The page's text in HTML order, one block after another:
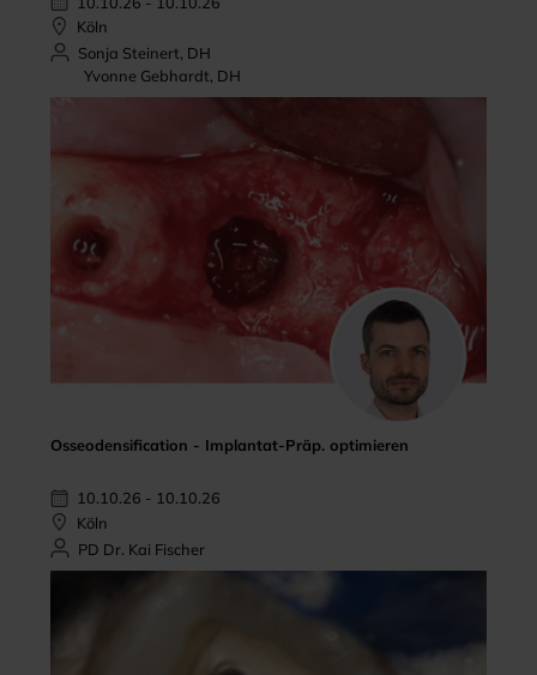
Köln
Sonja Steinert, DH
Yvonne Gebhardt, DH
Osseodensification - Implantat-Präp. optimieren
10.10.26 - 10.10.26
Köln
PD Dr. Kai Fischer